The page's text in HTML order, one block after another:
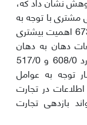
با توجه به
ضریب بارهای عاملی استاندارد 771/0 و 673/0 اهمیت بیشتری
دهان به دهان
الکترونیکی با ضرایب بارهای عاملی استاندارد 608/0 و 517/0
توجه به عوامل
در تجارت
بازدهی تجارت